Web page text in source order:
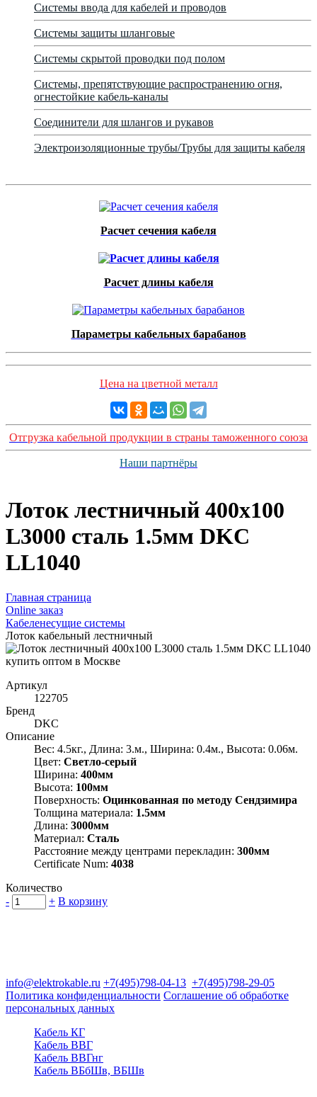
Системы ввода для кабелей и проводов
Системы защиты шланговые
Системы скрытой проводки под полом
Системы, препятствующие распространению огня,
огнестойкие кабель-каналы
Соединители для шлангов и рукавов
Электроизоляционные трубы/Трубы для защиты кабеля
Расчет сечения кабеля
Расчет длины кабеля
Параметры кабельных барабанов
Цена на цветной металл
Отгрузка кабельной продукции в страны таможенного союза
Наши партнёры
Лоток лестничный 400х100
L3000 сталь 1.5мм DKC
LL1040
Главная страница
Оnline заказ
Кабеленесущие системы
Лоток кабельный лестничный
Артикул
122705
Бренд
DKC
Описание
Вес: 4.5кг., Длина: 3.м., Ширина: 0.4м., Высота: 0.06м.
Цвет: Светло-серый
Ширина: 400мм
Высота: 100мм
Поверхность: Оцинкованная по методу Сендзимира
Толщина материала: 1.5мм
Длина: 3000мм
Материал: Сталь
Расстояние между центрами перекладин: 300мм
Certificate Num: 4038
Количество
-
+ В корзину
info@elektrokable.ru +7(495)798-04-13 +7(495)798-29-05
Политика конфиденциальности Соглашение об обработке
персональных данных
Кабель КГ
Кабель ВВГ
Кабель ВВГнг
Кабель ВБбШв, ВБШв